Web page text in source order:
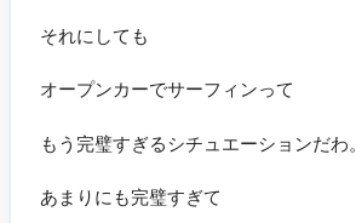
それにしても
オープンカーでサーフィンって
もう完璧すぎるシチュエーションだわ。
あまりにも完璧すぎて